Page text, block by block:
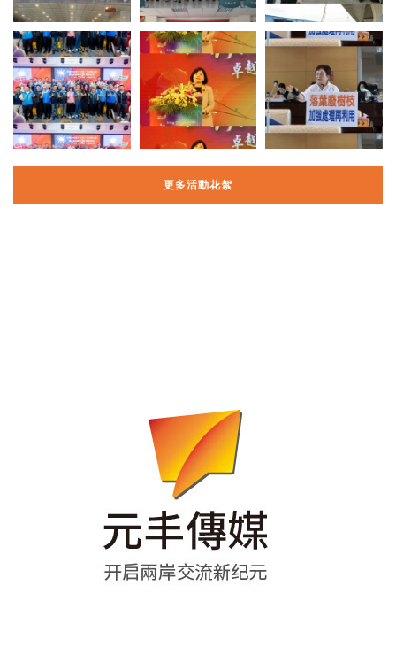
更多活動花絮